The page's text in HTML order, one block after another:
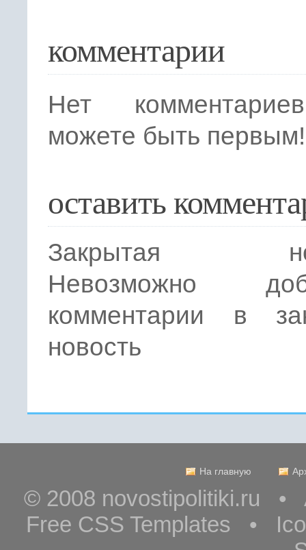
комментарии
Нет
можете быть первым!
оставить
Закрытая
Невозможно
комментарии в
новость
На главную
© 2008 novostipolitiki.ru •
Free CSS Templates •